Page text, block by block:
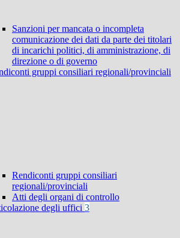
Sanzioni per mancata o incompleta
comunicazione dei dati da parte dei titolari
di incarichi politici, di amministrazione, di
direzione o di governo
gruppi consiliari regionali/provinciali
Rendiconti gruppi consiliari
regionali/provinciali
Atti degli organi di controllo
degli uffici 3